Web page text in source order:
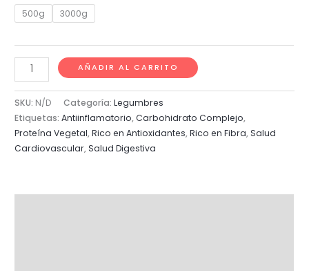
through
$ 33.500
500g 3000g
Habas
Naturales
cantidad
AÑADIR AL CARRITO
SKU: N/D Categoría:Legumbres
Etiquetas:Antiinflamatorio,Carbohidrato Complejo,
Proteína Vegetal,Rico en Antioxidantes,Rico en Fibra,Salud
Cardiovascular,Salud Digestiva